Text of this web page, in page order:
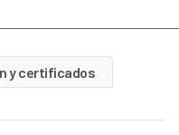
y certificados